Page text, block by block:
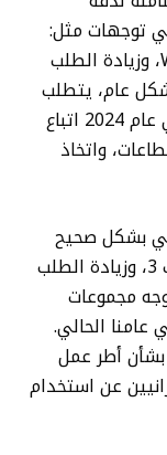
توجهات مثل:
ارتفاع التهديدات في (الويب 3) Web 3.0، وزيادة الطلب
عام، يتطلب
التكيف مع المشهد الأمني المتطور في عام 2024 اتباع
واتخاذ
بشكل صحيح
ودقيق ارتفاع التهديدات في عالم الويب 3، وزيادة الطلب
مجموعات
عامنا الحالي.
أطر عمل
عن استخدام